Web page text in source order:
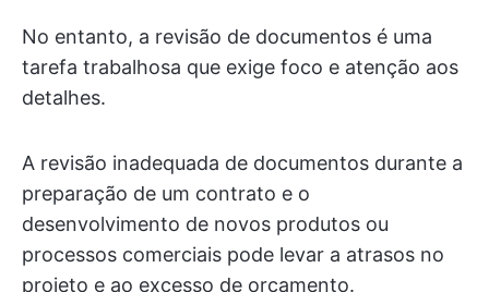
No entanto, a revisão de documentos é uma
tarefa trabalhosa que exige foco e atenção aos
detalhes.
A revisão inadequada de documentos durante a
preparação de um contrato e o
desenvolvimento de novos produtos ou
processos comerciais pode levar a atrasos no
projeto e ao excesso de orçamento.